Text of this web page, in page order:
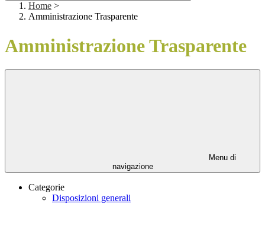
Home >
Amministrazione Trasparente
Amministrazione Trasparente
Menu di
navigazione
Categorie
Disposizioni generali